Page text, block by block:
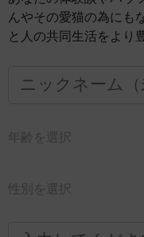
んやその愛猫の為にも
と人の共同生活をより
年齢を選択
性別を選択